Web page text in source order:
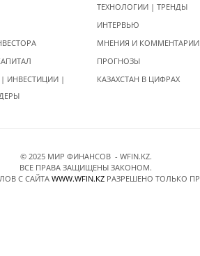
ИНВЕСТИЦИИ |
ТЕХНОЛОГИИ | ТРЕНДЫ
ИНТЕРВЬЮ
МНЕНИЯ И КОММЕНТАРИИ
ПРОГНОЗЫ
КАЗАХСТАН В ЦИФРАХ
© 2025 МИР ФИНАНСОВ - WFIN.KZ.
ВСЕ ПРАВА ЗАЩИЩЕНЫ ЗАКОНОМ.
C САЙТА WWW.WFIN.KZ РАЗРЕШЕНО ТОЛЬКО